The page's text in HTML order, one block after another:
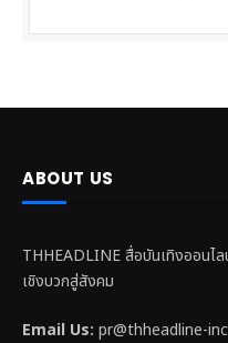
ABOUT US
THHEADLINE สื่อบันเทิงออนไ
เชิงบวกสู่สังคม
Email Us: pr@thheadline-